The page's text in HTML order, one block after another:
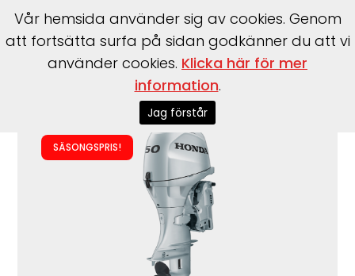
Utombordare>Honda
SÄSONGSPRIS!
Vår hemsida använder sig av cookies. Genom
att fortsätta surfa på sidan godkänner du att vi
använder cookies. Klicka här för mer
information.
Jag förstår